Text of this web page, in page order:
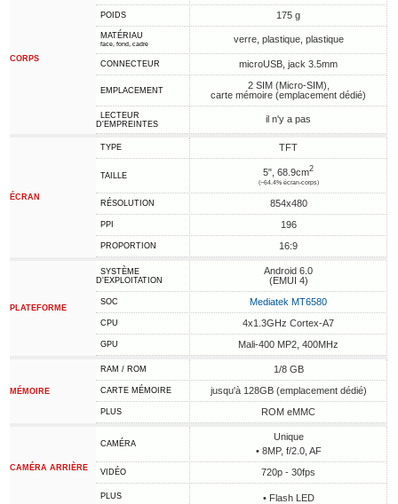
CORPS
POIDS 175 g
MATÉRIAU
face, fond, cadre verre, plastique, plastique
CONNECTEUR microUSB, jack 3.5mm
EMPLACEMENT
2 SIM (Micro-SIM),
carte mémoire (emplacement dédié)
LECTEUR
D'EMPREINTES
il n'y a pas
ÉCRAN
TYPE TFT
TAILLE 5", 68.9cm2
(~64.4% écran-corps)
RÉSOLUTION 854x480
PPI 196
PROPORTION 16:9
PLATEFORME
SYSTÈME
D'EXPLOITATION
Android 6.0
(EMUI 4)
SOC Mediatek MT6580
CPU 4x1.3GHz Cortex-A7
GPU Mali-400 MP2, 400MHz
MÉMOIRE
RAM / ROM 1/8 GB
CARTE MÉMOIRE jusqu'à 128GB (emplacement dédié)
PLUS ROM eMMC
CAMÉRA ARRIÈRE
CAMÉRA
Unique
• 8MP, f/2.0, AF
VIDÉO 720p - 30fps
PLUS • Flash LED